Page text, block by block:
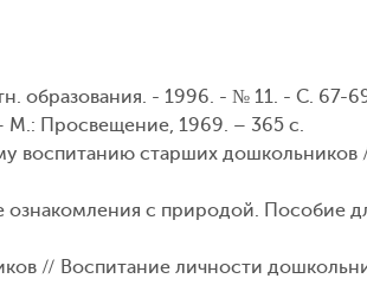
образования. - 1996. - № 11. - С. 67-
М.: Просвещение, 1969. – 365 с.
воспитанию старших
с природой. Пособие
// Воспитание личности